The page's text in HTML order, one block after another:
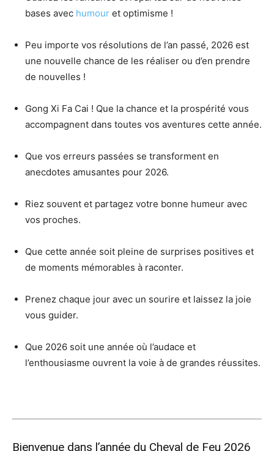
bases avec humour et optimisme !
Peu importe vos résolutions de l’an passé, 2026 est
une nouvelle chance de les réaliser ou d’en prendre
de nouvelles !
Gong Xi Fa Cai ! Que la chance et la prospérité vous
accompagnent dans toutes vos aventures cette année.
Que vos erreurs passées se transforment en
anecdotes amusantes pour 2026.
Riez souvent et partagez votre bonne humeur avec
vos proches.
Que cette année soit pleine de surprises positives et
de moments mémorables à raconter.
Prenez chaque jour avec un sourire et laissez la joie
vous guider.
Que 2026 soit une année où l’audace et
l’enthousiasme ouvrent la voie à de grandes réussites.
Bienvenue dans l’année du Cheval de Feu 2026